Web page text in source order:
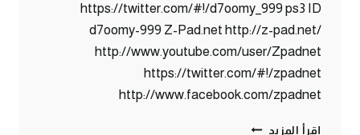
https://twitter.com/#!/d7oomy_999 ps3 ID
d7oomy-999 Z-Pad.net http://z-pad.net/
http://www.youtube.com/user/Zpadnet
https://twitter.com/#!/zpadnet
http://www.facebook.com/zpadnet
إقرأ المزيد ماين